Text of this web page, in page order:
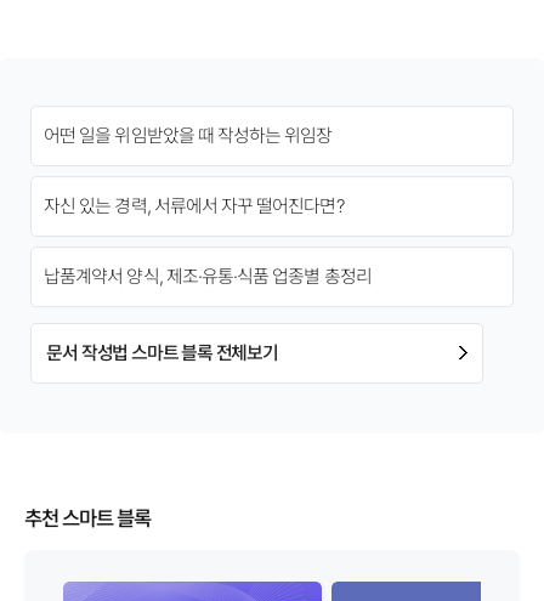
어떤 일을 위임받았을 때 작성하는 위임장
자신 있는 경력, 서류에서 자꾸 떨어진다면?
납품계약서 양식, 제조·유통·식품 업종별 총정리
문서 작성법 스마트 블록 전체보기
추천 스마트 블록